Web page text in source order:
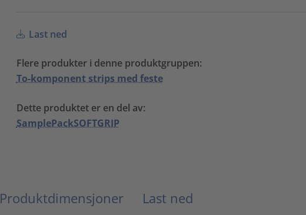
Last ned
Flere produkter i denne produktgruppen:
To-komponent strips med feste
Dette produktet er en del av:
SamplePackSOFTGRIP
Produktdimensjoner Last ned